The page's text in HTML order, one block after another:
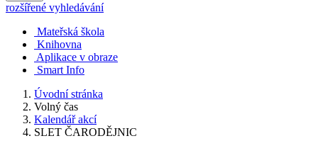
rozšířené vyhledávání
Mateřská škola
Knihovna
Aplikace v obraze
Smart Info
Úvodní stránka
Volný čas
Kalendář akcí
SLET ČARODĚJNIC